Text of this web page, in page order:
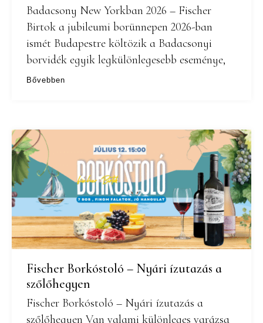
Badacsony New Yorkban 2026 – Fischer
Birtok a jubileumi borünnepen 2026-ban
ismét Budapestre költözik a Badacsonyi
borvidék egyik legkülönlegesebb eseménye,
Bővebben
Fischer Borkóstoló – Nyári ízutazás a
szőlőhegyen
Fischer Borkóstoló – Nyári ízutazás a
szőlőhegyen Van valami különleges varázsa